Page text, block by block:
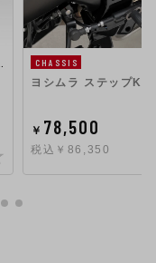
CHASSIS
ヨシムラ ステップ
￥ 78,500
税込￥86,350